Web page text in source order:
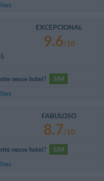
EXCEPCIONAL
9.6/10
nesse hotel?
SIM
FABULOSO
8.7/10
nesse hotel?
SIM